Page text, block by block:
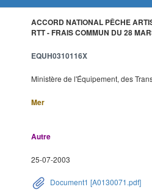
ACCORD NATIONAL PÊCHE
RTT - FRAIS COMMUN DU 28
EQUH0310116X
Ministère de l'Équipement, des
Mer
Autre
25-07-2003
Document1 [A0130071.pdf]